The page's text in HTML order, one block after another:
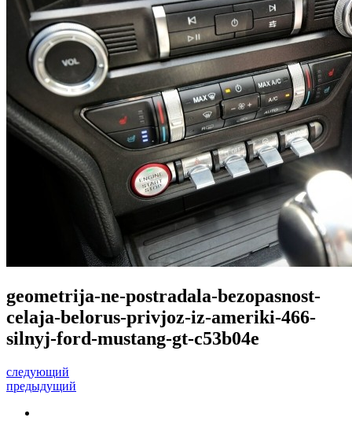
geometrija-ne-postradala-bezopasnost-
celaja-belorus-privjoz-iz-ameriki-466-
silnyj-ford-mustang-gt-c53b04e
следующий
предыдущий